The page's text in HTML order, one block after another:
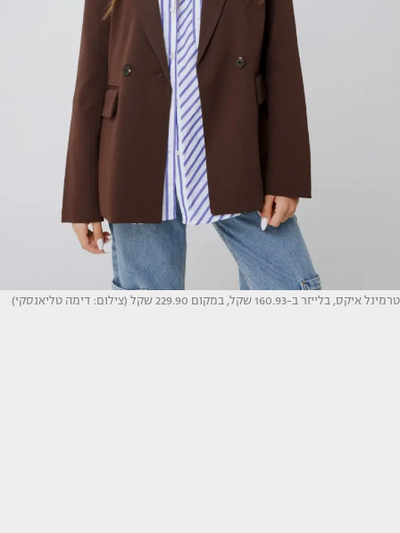
טרמינל איקס, בלייזר ב-160.93 שקל, במקום 229.90 שקל (צילום: דימה טליאנסקי)